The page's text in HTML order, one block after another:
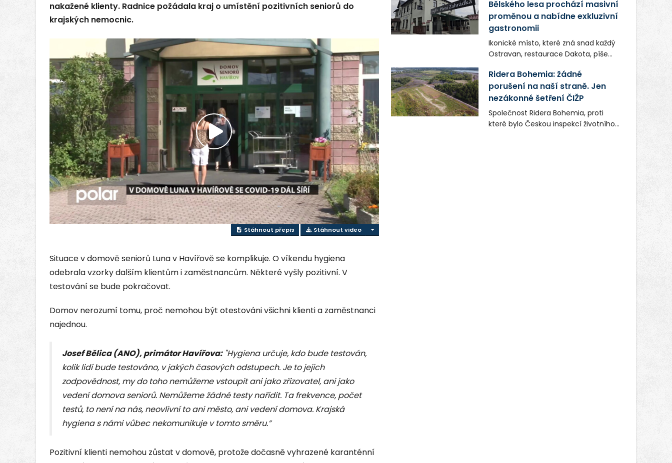
nakažené klienty. Radnice požádala kraj o umístění pozitivních seniorů do
krajských nemocnic.
Přehrát
video
Stáhnout přepis Stáhnout video
Situace v domově seniorů Luna v Havířově se komplikuje. O víkendu hygiena
odebrala vzorky dalším klientům i zaměstnancům. Některé vyšly pozitivní. V
testování se bude pokračovat.
Domov nerozumí tomu, proč nemohou být otestováni všichni klienti a zaměstnanci
najednou.
Josef Bělica (ANO), primátor Havířova:"Hygiena určuje, kdo bude testován,
kolik lidí bude testováno, v jakých časových odstupech. Je to jejich
zodpovědnost, my do toho nemůžeme vstoupit ani jako zřizovatel, ani jako
vedení domova seniorů. Nemůžeme žádné testy nařídit. Ta frekvence, počet
testů, to není na nás, neovlivní to ani město, ani vedení domova. Krajská
hygiena s námi vůbec nekomunikuje v tomto směru.”
Pozitivní klienti nemohou zůstat v domově, protože dočasně vyhrazené karanténní
Bělského lesa prochází masivní
proměnou a nabídne exkluzivní
gastronomii
Ikonické místo, které zná snad každý
Ostravan, restaurace Dakota, píše
společnost Dang Investment Group
s.r.o. investuje do projektu přes 50
milionů korun. Cílem je přinést
Ostravě dva špičkové gastronomické
koncepty, které v regionu dosud
chyběly, luxusní středomořskou
Ridera Bohemia: žádné
porušení na naší straně. Jen
nezákonné šetření ČIŽP
Společnost Ridera Bohemia, proti
které bylo Českou inspekcí životního